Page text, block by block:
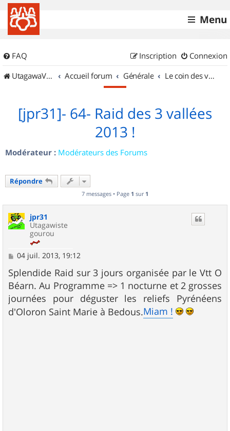
Menu
FAQ Connexion
Inscription
UtagawaVTT (Randos VTT et VTTAE avec traces GPS)
Accueil forum Générale Le coin des vidéastes
[jpr31]- 64- Raid des 3 vallées
2013 !
Modérateur : Modérateurs des Forums
Répondre
7 messages • Page 1 sur 1
jpr31
Utagawiste
gourou
M
s
s
a
g
e
04 juil. 2013, 19:12
Splendide Raid sur 3 jours organisée par le Vtt O
Béarn. Au Programme => 1 nocturne et 2 grosses
journées pour déguster les reliefs Pyrénéens
d'Oloron Saint Marie à Bedous.Miam !